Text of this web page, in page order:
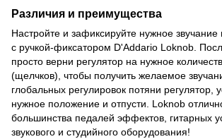
Различия и преимущества
Настройте и зафиксируйте нужное
с ручкой-фиксатором D'Addario Loknob.
просто верни регулятор на нужное
(щелчков), чтобы получить желаемое
глобальных регулировок потяни регулятор,
нужное положение и отпусти. Loknob
большинства педалей эффектов, гитарных
звукового и студийного оборудования!